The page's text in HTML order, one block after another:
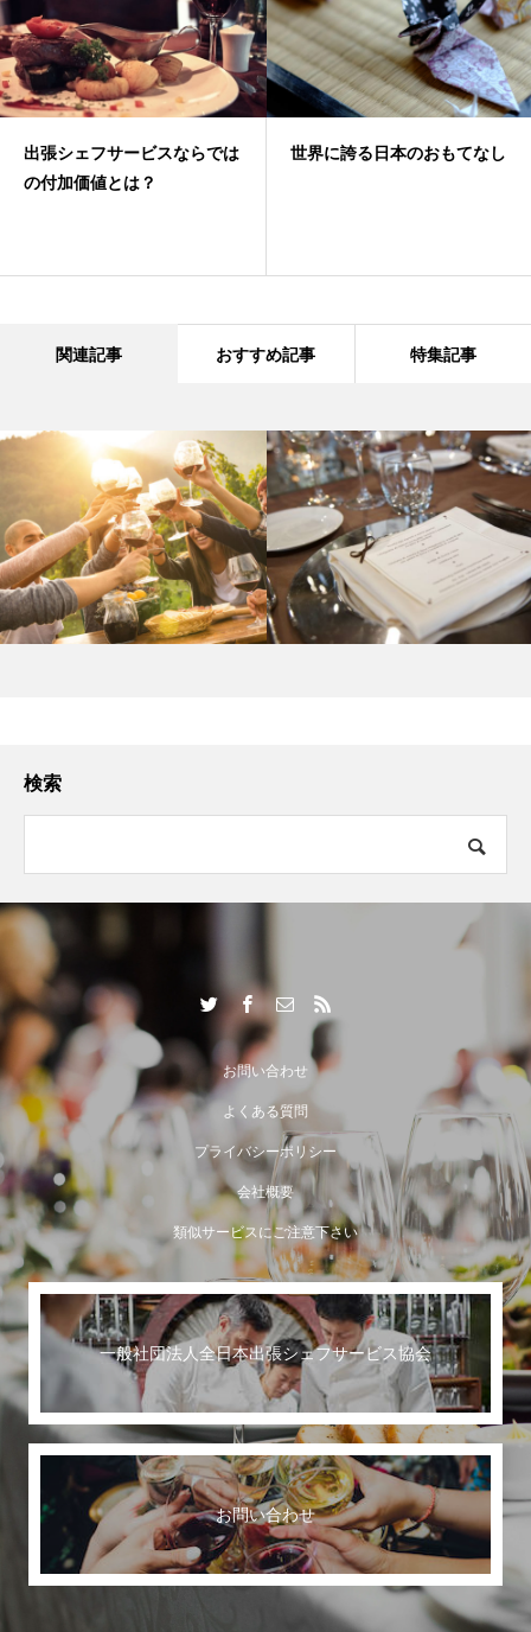
出張シェフサービスならでは
の付加価値とは？
世界に誇る日本のおもてなし
関連記事 おすすめ記事 特集記事
検索
お問い合わせ
よくある質問
プライバシーポリシー
会社概要
類似サービスにご注意下さい
一般社団法人全日本出張シェフサービス協会
お問い合わせ